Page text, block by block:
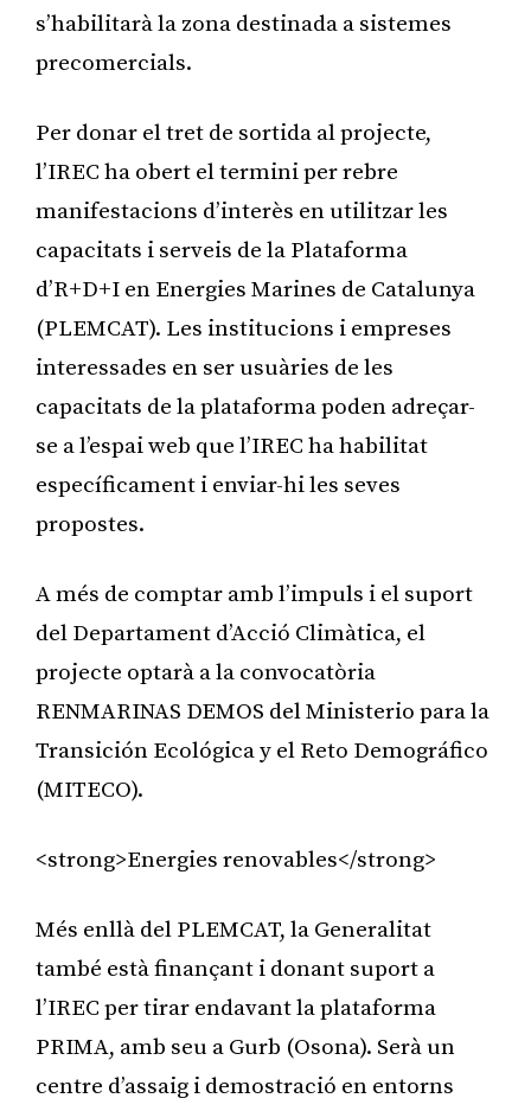
s’habilitarà la zona destinada a sistemes
precomercials.
Per donar el tret de sortida al projecte,
l’IREC ha obert el termini per rebre
manifestacions d’interès en utilitzar les
capacitats i serveis de la Plataforma
d’R+D+I en Energies Marines de Catalunya
(PLEMCAT). Les institucions i empreses
interessades en ser usuàries de les
capacitats de la plataforma poden adreçar-
se a l’espai web que l’IREC ha habilitat
específicament i enviar-hi les seves
propostes.
A més de comptar amb l’impuls i el suport
del Departament d’Acció Climàtica, el
projecte optarà a la convocatòria
RENMARINAS DEMOS del Ministerio para la
Transición Ecológica y el Reto Demográfico
(MITECO).
<strong>Energies renovables</strong>
Més enllà del PLEMCAT, la Generalitat
també està finançant i donant suport a
l’IREC per tirar endavant la plataforma
PRIMA, amb seu a Gurb (Osona). Serà un
centre d’assaig i demostració en entorns